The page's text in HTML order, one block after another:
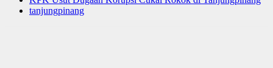
tanjungpinang